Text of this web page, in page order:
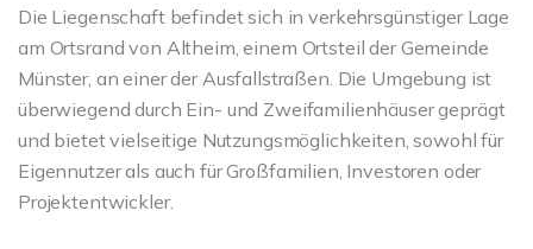
Die Liegenschaft befindet sich in verkehrsgünstiger Lage
am Ortsrand von Altheim, einem Ortsteil der Gemeinde
Münster, an einer der Ausfallstraßen. Die Umgebung ist
überwiegend durch Ein- und Zweifamilienhäuser geprägt
und bietet vielseitige Nutzungsmöglichkeiten, sowohl für
Eigennutzer als auch für Großfamilien, Investoren oder
Projektentwickler.